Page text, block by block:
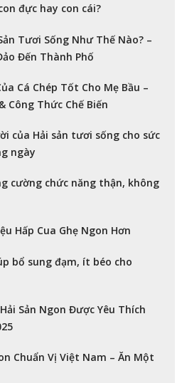
đực hay con cái?
Tươi Sống Như Thế Nào? –
Đến Thành Phố
Cá Chép Tốt Cho Mẹ Bầu –
Công Thức Chế Biến
của Hải sản tươi sống cho sức
ngày
cường chức năng thận, không
Hấp Cua Ghẹ Ngon Hơn
bổ sung đạm, ít béo cho
Sản Ngon Được Yêu Thích
Chuẩn Vị Việt Nam – Ăn Một